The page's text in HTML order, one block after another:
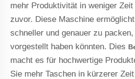
mehr Produktivität in weniger
zuvor. Diese Maschine
schneller und genauer zu
vorgestellt haben könnten. Dies
macht es für hochwertige
Sie mehr Taschen in kürzerer